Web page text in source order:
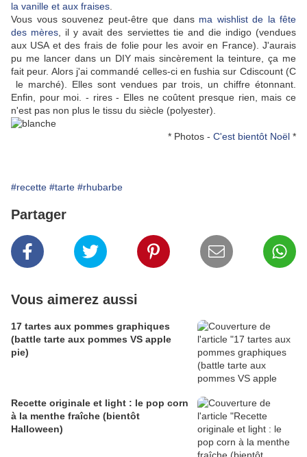
la vanille et aux fraises
Vous vous souvenez peut-être que dans ma wishlist de la fête
des mères , il y avait des serviettes tie and die indigo (vendues
aux USA et des frais de folie pour les avoir en France). J'aurais
pu me lancer dans un DIY mais sincèrement la teinture, ça me
fait peur. Alors j'ai commandé celles-ci en fushia sur Cdiscount (C
le marché). Elles sont vendues par trois, un chiffre étonnant.
Enfin, pour moi. - rires - Elles ne coûtent presque rien, mais ce
n'est pas non plus le tissu du siècle (polyester).
* Photos - C'est bientôt Noël *
#recette #tarte #rhubarbe
Partager
Vous aimerez aussi
17 tartes aux pommes graphiques
(battle tarte aux pommes VS apple
pie)
Recette originale et light : le pop corn
à la menthe fraîche (bientôt
Halloween)